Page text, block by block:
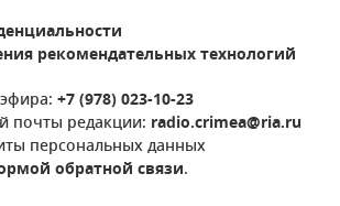
рекомендательных технологий
+7 (978) 023-10-23
почты редакции: radio.crimea@ria.ru
персональных данных
обратной связи.